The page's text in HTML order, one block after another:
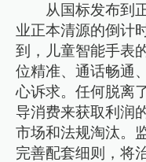
从国标发布到
业正本清源的倒计
到，儿童智能手表
位精准、通话畅通
心诉求。任何脱离
导消费来获取利润
市场和法规淘汰。
完善配套细则，将